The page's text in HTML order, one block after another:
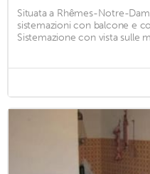
Situata a Rhêmes-Notre-
sistemazioni con balcone e
Sistemazione con vista sulle